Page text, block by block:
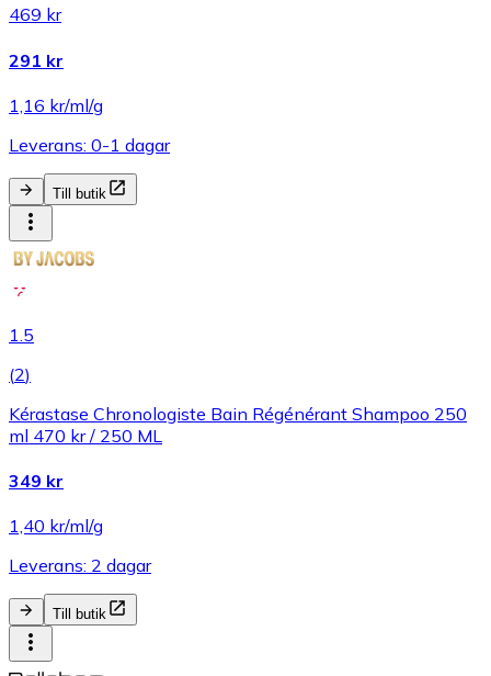
469 kr
291 kr
1,16 kr/ml/g
Leverans: 0-1 dagar
Till butik
1.5
(2)
Kérastase Chronologiste Bain Régénérant Shampoo 250
ml 470 kr / 250 ML
349 kr
1,40 kr/ml/g
Leverans: 2 dagar
Till butik